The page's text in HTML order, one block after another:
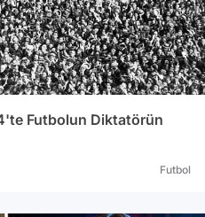
Futbolun Diktatörün
Futbol